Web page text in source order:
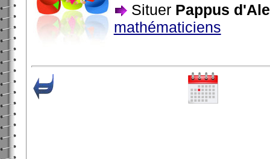
Situer Pappus
mathématiciens